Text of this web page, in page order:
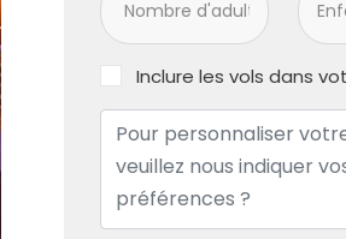
Inclure les vols dans